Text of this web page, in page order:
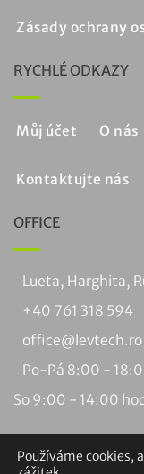
Zásady ochrany
RYCHLÉ ODKAZY
Můj účet O nás
Kontaktujte nás
OFFICE
Lueta, Harghita,
+40 761 318 594
office@levtech.ro
Po-Pá 8:00 -
So 9:00 - 14:00
Používáme cookies,